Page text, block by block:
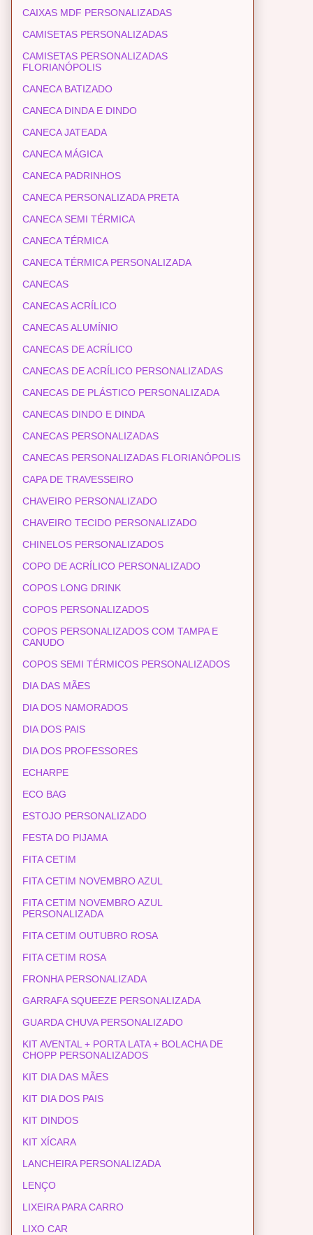
CAIXAS MDF PERSONALIZADAS
CAMISETAS PERSONALIZADAS
CAMISETAS PERSONALIZADAS
FLORIANÓPOLIS
CANECA BATIZADO
CANECA DINDA E DINDO
CANECA JATEADA
CANECA MÁGICA
CANECA PADRINHOS
CANECA PERSONALIZADA PRETA
CANECA SEMI TÉRMICA
CANECA TÉRMICA
CANECA TÉRMICA PERSONALIZADA
CANECAS
CANECAS ACRÍLICO
CANECAS ALUMÍNIO
CANECAS DE ACRÍLICO
CANECAS DE ACRÍLICO PERSONALIZADAS
CANECAS DE PLÁSTICO PERSONALIZADA
CANECAS DINDO E DINDA
CANECAS PERSONALIZADAS
CANECAS PERSONALIZADAS FLORIANÓPOLIS
CAPA DE TRAVESSEIRO
CHAVEIRO PERSONALIZADO
CHAVEIRO TECIDO PERSONALIZADO
CHINELOS PERSONALIZADOS
COPO DE ACRÍLICO PERSONALIZADO
COPOS LONG DRINK
COPOS PERSONALIZADOS
COPOS PERSONALIZADOS COM TAMPA E
CANUDO
COPOS SEMI TÉRMICOS PERSONALIZADOS
DIA DAS MÃES
DIA DOS NAMORADOS
DIA DOS PAIS
DIA DOS PROFESSORES
ECHARPE
ECO BAG
ESTOJO PERSONALIZADO
FESTA DO PIJAMA
FITA CETIM
FITA CETIM NOVEMBRO AZUL
FITA CETIM NOVEMBRO AZUL
PERSONALIZADA
FITA CETIM OUTUBRO ROSA
FITA CETIM ROSA
FRONHA PERSONALIZADA
GARRAFA SQUEEZE PERSONALIZADA
GUARDA CHUVA PERSONALIZADO
KIT AVENTAL + PORTA LATA + BOLACHA DE
CHOPP PERSONALIZADOS
KIT DIA DAS MÃES
KIT DIA DOS PAIS
KIT DINDOS
KIT XÍCARA
LANCHEIRA PERSONALIZADA
LENÇO
LIXEIRA PARA CARRO
LIXO CAR